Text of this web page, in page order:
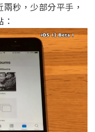
秒，少部分平手，